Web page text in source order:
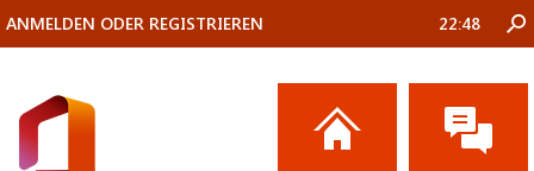
ANMELDEN ODER REGISTRIEREN 22:48